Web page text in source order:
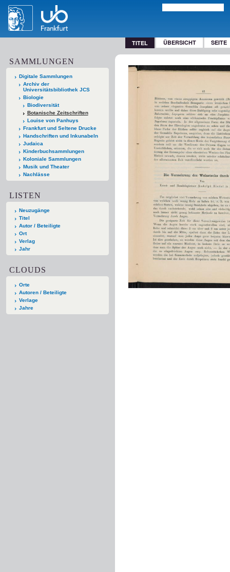
TITEL ÜBERSICHT SEITE
SAMMLUNGEN
Digitale Sammlungen
Archiv der
Universitätsbibliothek JCS
Biologie
Biodiversität
Botanische Zeitschriften
Louise von Panhuys
Frankfurt und Seltene Drucke
Handschriften und Inkunabeln
Judaica
Kinderbuchsammlungen
Koloniale Sammlungen
Musik und Theater
Nachlässe
LISTEN
Neuzugänge
Titel
Autor / Beteiligte
Ort
Verlag
Jahr
CLOUDS
Orte
Autoren / Beteiligte
Verlage
Jahre